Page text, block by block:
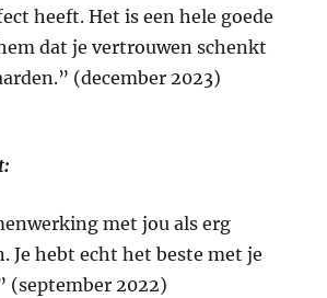
heeft. Het is een hele goede
dat je vertrouwen schenkt
(december 2023)
met jou als erg
Je hebt echt het beste met je
(september 2022)